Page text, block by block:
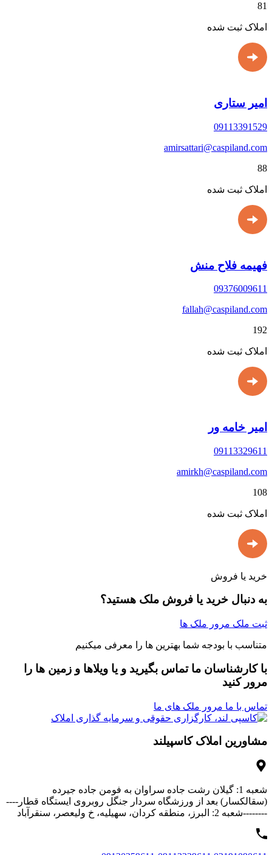
81
املاک ثبت شده
امیر ستاری
09113391529
amirsattari@caspiland.com
88
املاک ثبت شده
فهیمه فلاح منش
09376009611
fallah@caspiland.com
192
املاک ثبت شده
امیر خامه ور
09113329611
amirkh@caspiland.com
108
املاک ثبت شده
خرید یا فروش
به دنبال خرید یا فروش ملک هستید؟
ثبت ملک مرور ملک ها
متناسب با بودجه شما بهترین ها را معرفی میکنیم
با کارشناسان ما تماس بگیرید و یا ویلاها و زمین ها را
مرور کنید
تماس با ما مرور ملک های ما
مشاورین املاک کاسپیلند
شعبه 1: گیلان رشت جاده سراوان به فومن جاده جیرده
(سقالکسار) بعد از ورزشگاه سردار جنگل روبروی ایستگاه قطار----
--------شعبه 2: البرز، منطقه کردان، سهیلیه، خ ولیعصر، سنقرآباد